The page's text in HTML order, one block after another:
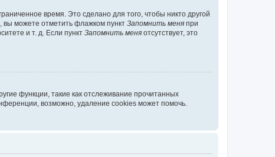
время. Это сделано для того, чтобы никто другой
вы можете отметить флажком пункт Запомнить меня при
и т. д. Если пункт Запомнить меня отсутствует, это
функции, такие как отслеживание прочитанных
возможно, удаление cookies может помочь.